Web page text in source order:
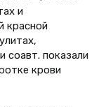
и
красной
соавт. показали
крови